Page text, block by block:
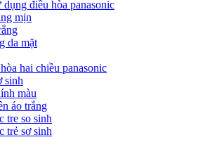
điều hòa panasonic
mịn
da mặt
hai chiều panasonic
sinh
màu
áo trắng
tre so sinh
trẻ sơ sinh